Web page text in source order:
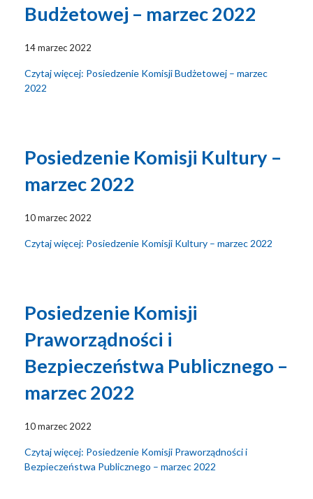
Budżetowej – marzec 2022
14 marzec 2022
Czytaj więcej: Posiedzenie Komisji Budżetowej – marzec
2022
Posiedzenie Komisji Kultury –
marzec 2022
10 marzec 2022
Czytaj więcej: Posiedzenie Komisji Kultury – marzec 2022
Posiedzenie Komisji
Praworządności i
Bezpieczeństwa Publicznego –
marzec 2022
10 marzec 2022
Czytaj więcej: Posiedzenie Komisji Praworządności i
Bezpieczeństwa Publicznego – marzec 2022